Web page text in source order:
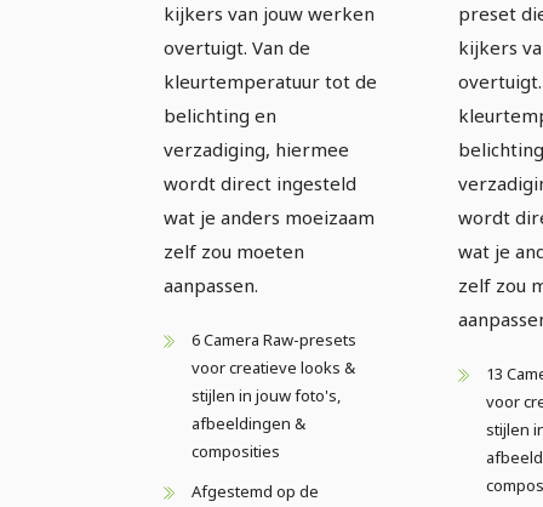
kijkers van jouw werken
overtuigt. Van de
kleurtemperatuur tot de
belichting en
verzadiging, hiermee
wordt direct ingesteld
wat je anders moeizaam
zelf zou moeten
aanpassen.
6 Camera Raw-presets
voor creatieve looks &
stijlen in jouw foto's,
afbeeldingen &
composities
Afgestemd op de
preset
kijkers
wordt
wat je
zelf zou
13
voor
stijlen